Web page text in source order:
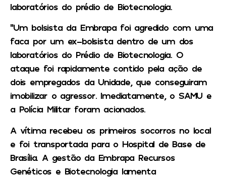
laboratórios do prédio de Biotecnologia.
“Um bolsista da Embrapa foi agredido com uma
faca por um ex-bolsista dentro de um dos
laboratórios do Prédio de Biotecnologia. O
ataque foi rapidamente contido pela ação de
dois empregados da Unidade, que conseguiram
imobilizar o agressor. Imediatamente, o SAMU e
a Polícia Militar foram acionados.
A vítima recebeu os primeiros socorros no local
e foi transportada para o Hospital de Base de
Brasília. A gestão da Embrapa Recursos
Genéticos e Biotecnologia lamenta